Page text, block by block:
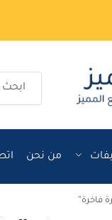
البحث
من نحن
فاخرة”